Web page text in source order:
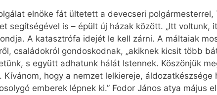
elnöke fát ültetett a devecseri polgármesterrel,
segítségével is – épült új házak között. „Itt voltunk,
A katasztrófa idejét le kell zárni. A máltaiak
családokról gondoskodnak, „akiknek kicsit több
s együtt adhatunk hálát Istennek. Köszönjük
hogy a nemzet lelkiereje, áldozatkészsége
emberek lépnek ki.” Fodor János atya május